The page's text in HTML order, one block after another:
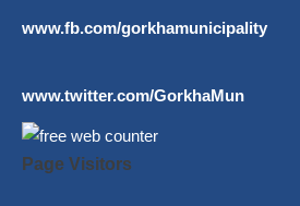
www.fb.com/gorkhamunicipality
www.twitter.com/GorkhaMun
Page Visitors